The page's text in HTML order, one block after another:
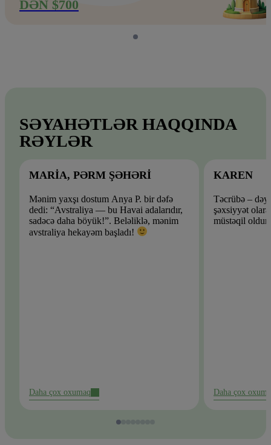
DƏN $700
SƏYAHƏTLƏR HAQQINDA
RƏYLƏR
MARIA, PƏRM ŞƏHƏRI
Mənim yaxşı dostum Anya P. bir dəfə
dedi: “Avstraliya — bu Havai adalarıdır,
sadəcə daha böyük!”. Beləliklə, mənim
avstraliya hekayəm başladı!
Daha çox oxumaq
KAREN
Təcrübə –
şəxsiyyət
müstəqil
Daha çox